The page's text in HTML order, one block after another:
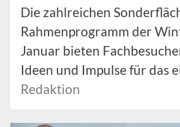
Die zahlreichen
Rahmenprogramm der
Januar bieten
Ideen und Impulse für das
Redaktion